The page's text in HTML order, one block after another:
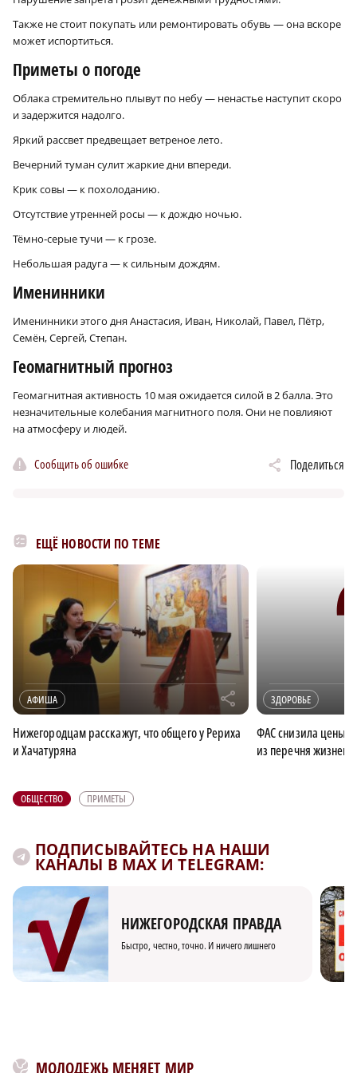
Также не стоит покупать или ремонтировать обувь — она вскоре
может испортиться.
Приметы о погоде
Облака стремительно плывут по небу — ненастье наступит скоро
и задержится надолго.
Яркий рассвет предвещает ветреное лето.
Вечерний туман сулит жаркие дни впереди.
Крик совы — к похолоданию.
Отсутствие утренней росы — к дождю ночью.
Тёмно‑серые тучи — к грозе.
Небольшая радуга — к сильным дождям.
Именинники
Именинники этого дня Анастасия, Иван, Николай, Павел, Пётр,
Семён, Сергей, Степан.
Геомагнитный прогноз
Геомагнитная активность 10 мая ожидается силой в 2 балла. Это
незначительные колебания магнитного поля. Они не повлияют
на атмосферу и людей.
Сообщить об ошибке Поделиться
ЕЩЁ НОВОСТИ ПО ТЕМЕ
АФИША r
Нижегородцам расскажут, что общего у Рериха
и Хачатуряна
ЗДОРОВЬЕ
ФАС снизила цены
из перечня
ОБЩЕСТВО ПРИМЕТЫ
ПОДПИСЫВАЙТЕСЬ НА НАШИ
КАНАЛЫ В MAX И TELEGRAM:
НИЖЕГОРОДСКАЯ ПРАВДА
Быстро, честно, точно. И ничего лишнего
МОЛОДЕЖЬ МЕНЯЕТ МИР